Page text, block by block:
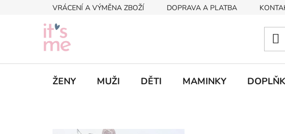
VRÁCENÍ A VÝMĚNA ZBOŽÍ DOPRAVA A PLATBA
ŽENY MUŽI DĚTI MAMINKY